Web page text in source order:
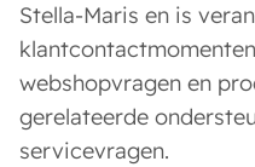
Stella-Maris en is
webshopvragen en
gerelateerde
servicevragen.